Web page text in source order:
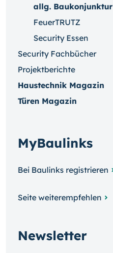
allg. Baukonjunktur
FeuerTRUTZ
Security Essen
Security Fachbücher
Projektberichte
Haustechnik Magazin
Türen Magazin
MyBaulinks
Bei Baulinks registrieren
Seite weiterempfehlen
Newsletter